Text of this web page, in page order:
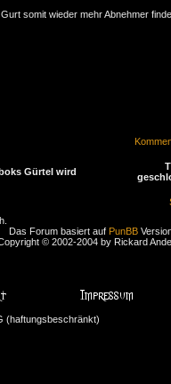
somit wieder mehr Abnehmer
Gürtel wird
Das Forum basiert auf PunBB
© 2002-2004 by Rickard
(haftungsbeschränkt)